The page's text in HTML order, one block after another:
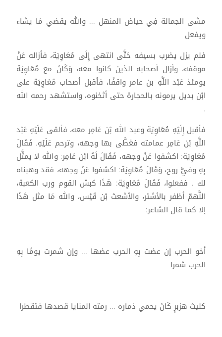
مشى الجمالة فِي حياض المنهل ... والله يقضي مَا يشاء
ويفعل
فلم يزل يضرب بسيفه حَتَّى انتهى إِلَى مُعَاوِيَة، فأزاله عَنْ
موقفه، وأزال أصحابه الذين كانوا معه، وَكَانَ مع مُعَاوِيَة
يومئذ عَبْد اللَّهِ بن عامر واقفًا، فأقبل أصحاب مُعَاوِيَة على
ابْن بديل يرمونه بالحجارة حتى أثخنوه، واستشهد رحمه الله
.
فأقبل إِلَيْهِ مُعَاوِيَة وعبد الله بْن عَامِر معه، فألقى عَلَيْهِ عَبْد
اللَّهِ بْن عَامِر عمامته فغطَّى بها وجهه، وترحم عَلَيْهِ. فَقَالَ
مُعَاوِيَة: اكشفوا عَنْ وجهه، فَقَالَ لَهُ ابْن عَامِر: والله لا يمثَّل
بِهِ وفيَّ روح، وَقَالَ مُعَاوِيَة: اكشفوا عَنْ وجهه، فقد وهبناه
لك . ففعلوا، فَقَالَ مُعَاوِيَة: هَذَا كبش القوم ورب الكعبة،
اللَّهمّ أظفر بالأشتر، والأشعث بْن قَيْس، والله مَا مثل هَذَا
إلا كما قال الشاعر:
أخو الحرب إن عضت بِهِ الحرب عضها ... وإن شمرت يومًا بِهِ
الحرب شمرا
كليث هزبرٍ كَانَ يحمي ذماره ... رمته المنايا قصدها فتقطرا